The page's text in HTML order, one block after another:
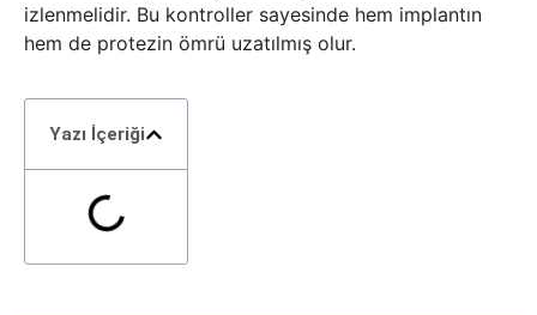
izlenmelidir. Bu kontroller sayesinde hem implantın
hem de protezin ömrü uzatılmış olur.
Yazı İçeriği